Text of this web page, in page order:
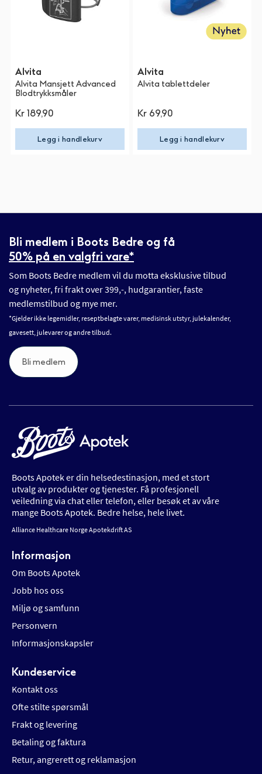
Alvita
Alvita Mansjett Advanced
Blodtrykksmåler
Kr 189,90
Legg i handlekurv
Alvita
Alvita tablettdeler
Kr 69,90
Legg i handlekurv
Bli medlem i Boots Bedre og få
50% på en valgfri vare*
Som Boots Bedre medlem vil du motta eksklusive tilbud
og nyheter, fri frakt over 399,-, hudgarantier, faste
medlemstilbud og mye mer.
*Gjelder ikke legemidler, reseptbelagte varer, medisinsk utstyr, julekalender,
gavesett, julevarer og andre tilbud.
Bli medlem
Boots Apotek er din helsedestinasjon, med et stort
utvalg av produkter og tjenester. Få profesjonell
veiledning via chat eller telefon, eller besøk et av våre
mange Boots Apotek. Bedre helse, hele livet.
Alliance Healthcare Norge Apotekdrift AS
Informasjon
Om Boots Apotek
Jobb hos oss
Miljø og samfunn
Personvern
Informasjonskapsler
Kundeservice
Kontakt oss
Ofte stilte spørsmål
Frakt og levering
Betaling og faktura
Retur, angrerett og reklamasjon